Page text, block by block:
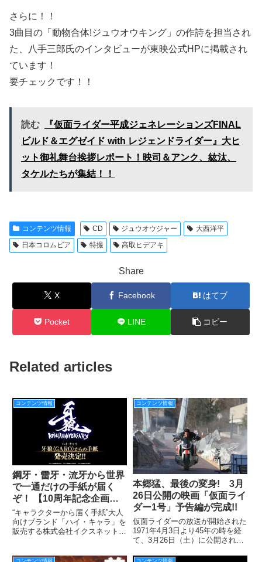
さらに！！
3曲目の「動物合体!ジュウオウキング」の作詩を担当され
た、八手三郎氏のインタビューが東映公式HPに掲載され
ています！
要チェックです！！
読む
『仮面ライダー平成ジェネレーションズFINAL
ビルド＆エグゼイド with レジェンドライダー』大ヒ
ット御礼舞台挨拶レポート！映司＆アンク、紘汰、
タケルたちが集結！！
コンテンツ情報 CD ジュウオウジャー
大西洋平
日本コロムビア
特撮 高取ヒデアキ
Share
X Facebook はてブ
Pocket LINE コピー
Related articles
コンテンツ情報
鋼牙・雷牙・流牙から世界
で一通だけの手紙が届く
ぞ！ 【10周年記念企画】
3,000通限定「牙狼＜
GARO＞からの手紙」販売
決定！
“キャラクターから届く手紙”大人
向けブランド「ハイ・キャラ」を
販売する株式会社イクスネット
を迎えた人気特撮シリーズ『牙狼
コンテンツ情報
本郷猛、最後の変身! 3月
26日公開の映画「仮面ライ
ダー1号」予告編が完成!!
仮面ライダーの放送が開始された
1971年4月3日より45年の時を経
て、3月26日（土）に公開され
予告編をいち早く公開！